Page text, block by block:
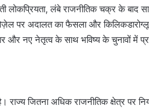
लंबे राजनीतिक चक्र के बाद
ओज़ेल पर अदालत का फैसला और
और नए नेतृत्व के साथ भविष्य के चुनावों
राज्य जितना अधिक राजनीतिक क्षेत्र पर